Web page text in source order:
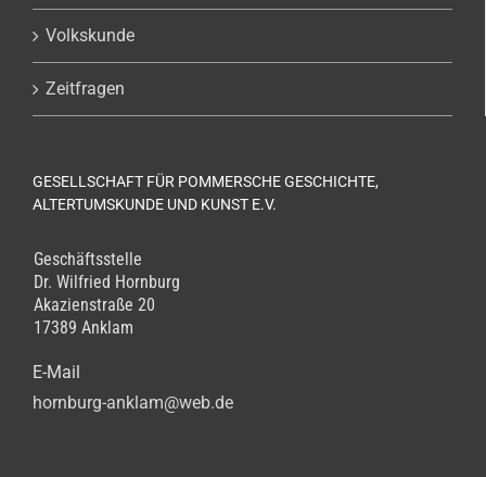
Volkskunde
Zeitfragen
GESELLSCHAFT FÜR POMMERSCHE GESCHICHTE,
ALTERTUMSKUNDE UND KUNST E.V.
Geschäftsstelle
Dr. Wilfried Hornburg
Akazienstraße 20
17389 Anklam
E-Mail
hornburg-anklam@web.de